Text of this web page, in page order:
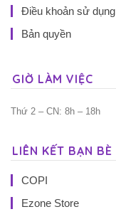
Điều khoản sử dụng
Bản quyền
GIỜ LÀM VIỆC
Thứ 2 – CN: 8h – 18h
LIÊN KẾT BẠN BÈ
COPI
Ezone Store